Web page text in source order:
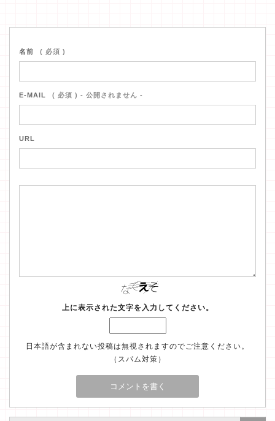
名前 ( 必須 )
E-MAIL ( 必須 ) - 公開されません -
URL
上に表示された文字を入力してください。
日本語が含まれない投稿は無視されますのでご注意ください。
（スパム対策）